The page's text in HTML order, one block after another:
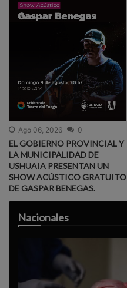
Ago 06, 2026 0
EL GOBIERNO PROVINCIAL Y
LA MUNICIPALIDAD DE
USHUAIA PRESENTAN UN
SHOW ACÚSTICO GRATUITO
DE GASPAR BENEGAS.
Nacionales